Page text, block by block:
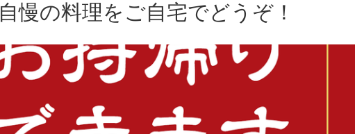
自慢の料理をご自宅でどうぞ！